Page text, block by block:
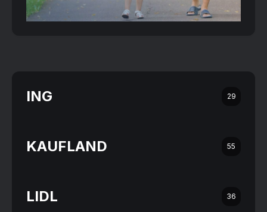
ING 29
KAUFLAND 55
LIDL 36